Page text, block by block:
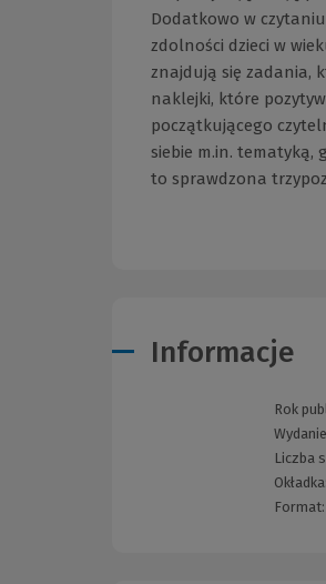
Dodatkowo w
zdolności dzieci w
znajdują się zadania,
naklejki, które
początkującego
siebie m.in. tematyką,
to sprawdzona
Informacje
Rok
Liczba
Okładka:
Format: